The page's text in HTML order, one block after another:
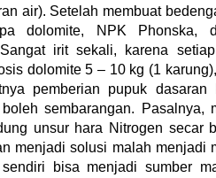
air). Setelah membuat
dolomite, NPK Phonska,
irit sekali, karena
dolomite 5 – 10 kg (1
pemberian pupuk
sembarangan. Pasalnya,
unsur hara Nitrogen secar
menjadi solusi malah menjadi
sendiri bisa menjadi sumber